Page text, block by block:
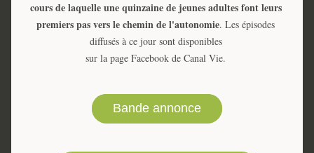
cours de laquelle une quinzaine de jeunes adultes font leurs
premiers pas vers le chemin de l'autonomie. Les épisodes
diffusés à ce jour sont disponibles
sur la page Facebook de Canal Vie.
Bande annonce